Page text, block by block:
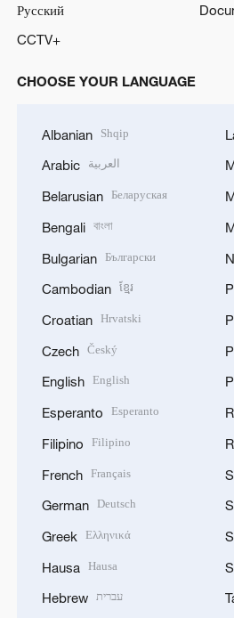
Русский
CCTV+
CHOOSE YOUR LANGUAGE
Albanian Shqip
Arabic العربية
Belarusian Беларуская
Bengali বাংলা
Bulgarian Български
Cambodian ខ្មែរ
Croatian Hrvatski
Czech Český
English English
Esperanto Esperanto
Filipino Filipino
French Français
German Deutsch
Greek Ελληνικά
Hausa Hausa
Hebrew עברית